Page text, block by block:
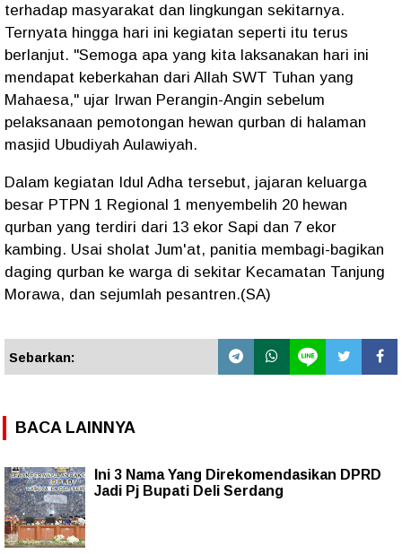
terhadap masyarakat dan lingkungan sekitarnya.
Ternyata hingga hari ini kegiatan seperti itu terus
berlanjut. "Semoga apa yang kita laksanakan hari ini
mendapat keberkahan dari Allah SWT Tuhan yang
Mahaesa," ujar Irwan Perangin-Angin sebelum
pelaksanaan pemotongan hewan qurban di halaman
masjid Ubudiyah Aulawiyah.
Dalam kegiatan Idul Adha tersebut, jajaran keluarga
besar PTPN 1 Regional 1 menyembelih 20 hewan
qurban yang terdiri dari 13 ekor Sapi dan 7 ekor
kambing. Usai sholat Jum'at, panitia membagi-bagikan
daging qurban ke warga di sekitar Kecamatan Tanjung
Morawa, dan sejumlah pesantren.(SA)
Sebarkan:
BACA LAINNYA
Ini 3 Nama Yang Direkomendasikan DPRD
Jadi Pj Bupati Deli Serdang